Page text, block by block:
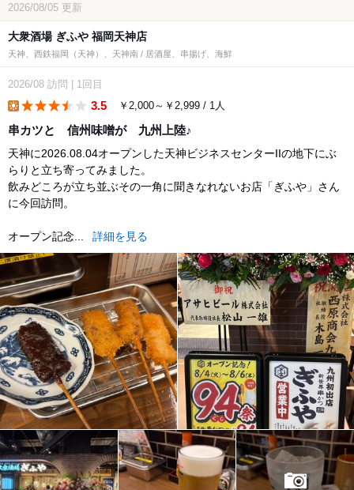
2026/08/05 更新
大衆酒場 ぎふや 福岡天神店
天神、西鉄福岡（天神）、天神南 / 居酒屋、串揚げ、海鮮
2026/08 訪問 | 1回目
3.5 ￥2,000～￥2,999 / 1人
串カツと 信州味噌が 九州上陸♪
天神に2026.08.04オープンした天神ビジネスセンターIIの地下にぶ
らりと立ち寄ってみました。
飲みどころが立ち並ぶその一角に聞きなれないお店「ぎふや」さん
に今回訪問。
オープン記念... 詳細を見る